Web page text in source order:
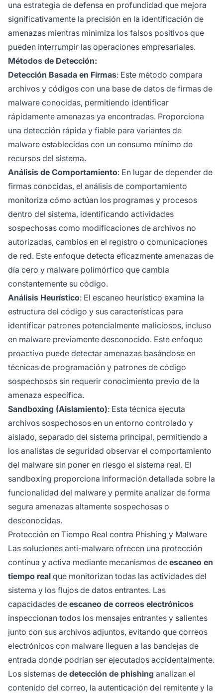
una estrategia de defensa en profundidad que mejora
significativamente la precisión en la identificación de
amenazas mientras minimiza los falsos positivos que
pueden interrumpir las operaciones empresariales.
Métodos de Detección:
Detección Basada en Firmas: Este método compara
archivos y códigos con una base de datos de firmas de
malware conocidas, permitiendo identificar
rápidamente amenazas ya encontradas. Proporciona
una detección rápida y fiable para variantes de
malware establecidas con un consumo mínimo de
recursos del sistema.
Análisis de Comportamiento: En lugar de depender de
firmas conocidas, el análisis de comportamiento
monitoriza cómo actúan los programas y procesos
dentro del sistema, identificando actividades
sospechosas como modificaciones de archivos no
autorizadas, cambios en el registro o comunicaciones
de red. Este enfoque detecta eficazmente amenazas de
día cero y malware polimórfico que cambia
constantemente su código.
Análisis Heurístico: El escaneo heurístico examina la
estructura del código y sus características para
identificar patrones potencialmente maliciosos, incluso
en malware previamente desconocido. Este enfoque
proactivo puede detectar amenazas basándose en
técnicas de programación y patrones de código
sospechosos sin requerir conocimiento previo de la
amenaza específica.
Sandboxing (Aislamiento): Esta técnica ejecuta
archivos sospechosos en un entorno controlado y
aislado, separado del sistema principal, permitiendo a
los analistas de seguridad observar el comportamiento
del malware sin poner en riesgo el sistema real. El
sandboxing proporciona información detallada sobre la
funcionalidad del malware y permite analizar de forma
segura amenazas altamente sospechosas o
desconocidas.
Protección en Tiempo Real contra Phishing y Malware
Las soluciones anti-malware ofrecen una protección
continua y activa mediante mecanismos de escaneo en
tiempo real que monitorizan todas las actividades del
sistema y los flujos de datos entrantes. Las
capacidades de escaneo de correos electrónicos
inspeccionan todos los mensajes entrantes y salientes
junto con sus archivos adjuntos, evitando que correos
electrónicos con malware lleguen a las bandejas de
entrada donde podrían ser ejecutados accidentalmente.
Los sistemas de detección de phishing analizan el
contenido del correo, la autenticación del remitente y la